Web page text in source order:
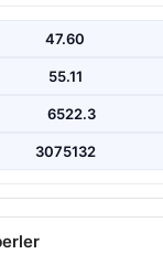
ayı faiz kararını
47.60
55.11
6522.3
3075132